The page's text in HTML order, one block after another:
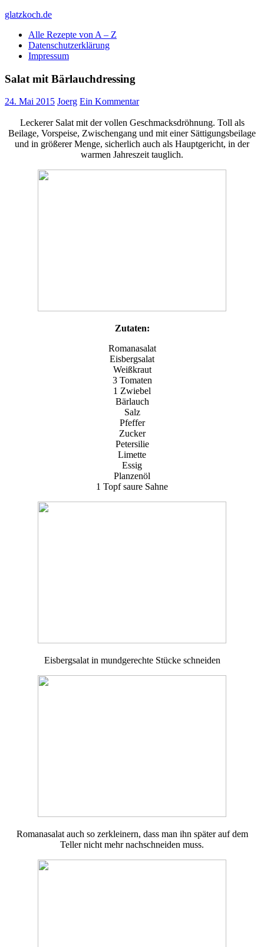
Skip
content
glatzkoch.de
Kochen für Doofe und Genießer
Alle Rezepte von A – Z
Datenschutzerklärung
Impressum
Salat mit Bärlauchdressing
24. Mai 2015 Joerg Ein Kommentar
Leckerer Salat mit der vollen Geschmacksdröhnung. Toll als
Beilage, Vorspeise, Zwischengang und mit einer Sättigungsbeilage
und in größerer Menge, sicherlich auch als Hauptgericht, in der
warmen Jahreszeit tauglich.
Zutaten:
Romanasalat
Eisbergsalat
Weißkraut
3 Tomaten
1 Zwiebel
Bärlauch
Salz
Pfeffer
Zucker
Petersilie
Limette
Essig
Planzenöl
1 Topf saure Sahne
Eisbergsalat in mundgerechte Stücke schneiden
Romanasalat auch so zerkleinern, dass man ihn später auf dem
Teller nicht mehr nachschneiden muss.